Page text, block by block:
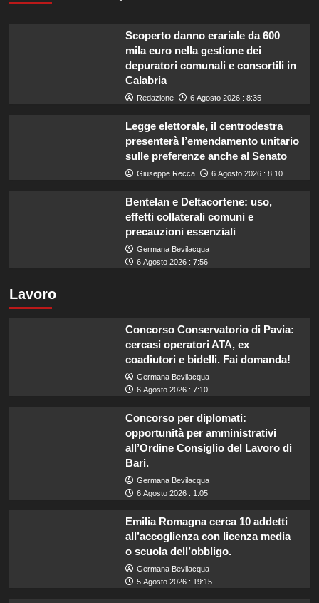
Scoperto danno erariale da 600
mila euro nella gestione dei
depuratori comunali e consortili in
Calabria
Redazione 6 Agosto 2026 : 8:35
Legge elettorale, il centrodestra
presenterà l’emendamento unitario
sulle preferenze anche al Senato
Giuseppe Recca 6 Agosto 2026 : 8:10
Bentelan e Deltacortene: uso,
effetti collaterali comuni e
precauzioni essenziali
Germana Bevilacqua
6 Agosto 2026 : 7:56
Lavoro
Concorso Conservatorio di Pavia:
cercasi operatori ATA, ex
coadiutori e bidelli. Fai domanda!
Germana Bevilacqua
6 Agosto 2026 : 7:10
Concorso per diplomati:
opportunità per amministrativi
all’Ordine Consiglio del Lavoro di
Bari.
Germana Bevilacqua
6 Agosto 2026 : 1:05
Emilia Romagna cerca 10 addetti
all’accoglienza con licenza media
o scuola dell’obbligo.
Germana Bevilacqua
5 Agosto 2026 : 19:15